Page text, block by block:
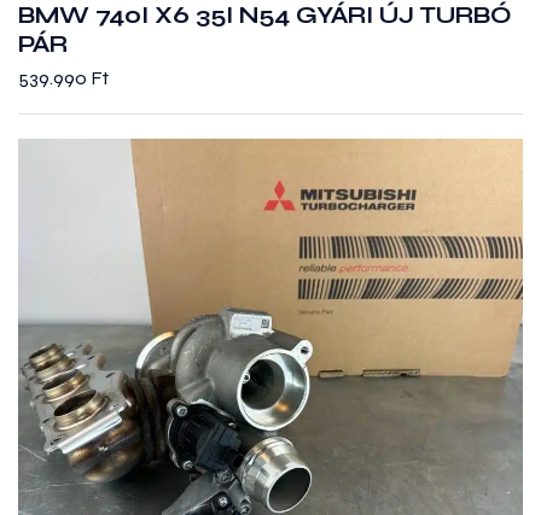
BMW 740I X6 35I N54 GYÁRI ÚJ TURBÓ
PÁR
539.990 Ft